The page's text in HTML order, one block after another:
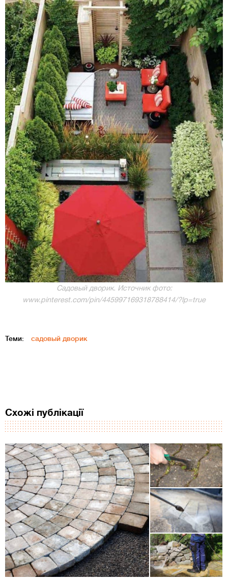
Садовый дворик. Источник фото:
www.pinterest.com/pin/445997169318788414/?lp=true
Теми: садовый дворик
Схожі публікації